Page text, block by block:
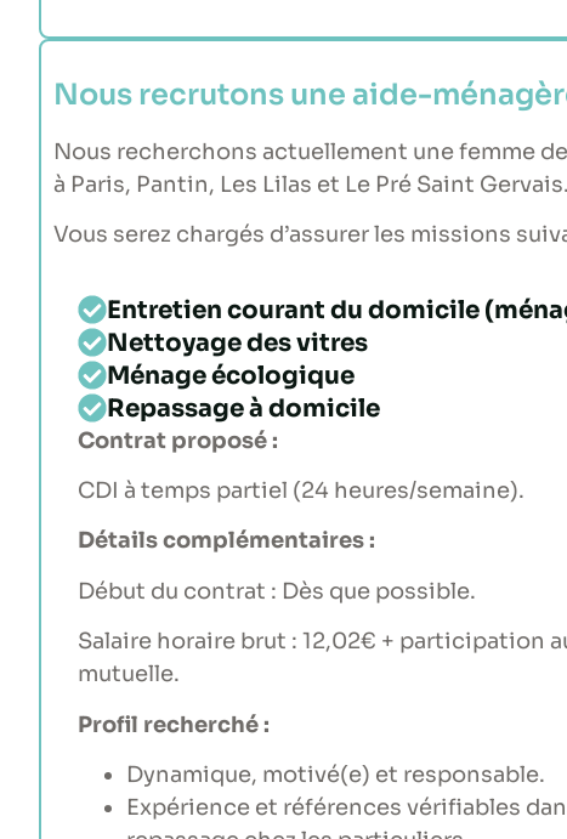
Nous recrutons une aide-
Nous recherchons actuellement une femme
à Paris, Pantin, Les Lilas et Le Pré Saint Gervais.
Vous serez chargés d’assurer les missions
Entretien courant du domicile
Nettoyage des vitres
Ménage écologique
Repassage à domicile
Contrat proposé :
CDI à temps partiel (24 heures/semaine).
Détails complémentaires :
Début du contrat : Dès que possible.
Salaire horaire brut : 12,02€ + participation
mutuelle.
Profil recherché :
Dynamique, motivé(e) et responsable.
Expérience et références vérifiables